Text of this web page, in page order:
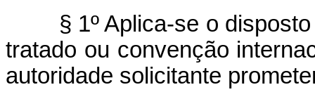
§ 1º Aplica-se o disposto
tratado ou convenção
autoridade solicitante